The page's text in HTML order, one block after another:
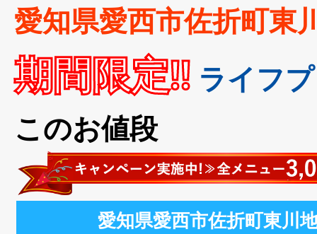
愛知県愛西市佐折町東
期間限定!! ライフ
このお値段
愛知県愛西市佐折町東川